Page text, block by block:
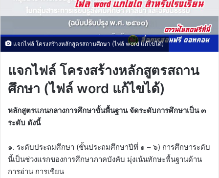
แจกไฟล์ โครงสร้างหลักสูตรสถานศึกษา (ไฟล์ word แก้ไขได้)
แจกไฟล์ โครงสร้างหลักสูตรสถาน
ศึกษา (ไฟล์ word แก้ไขได้)
หลักสูตรแกนกลางการศึกษาขั้นพื้นฐาน จัดระดับการศึกษาเป็น ๓
ระดับ ดังนี้
๑. ระดับประถมศึกษา (ชั้นประถมศึกษาปีที่ ๑ – ๖) การศึกษาระดับ
นี้เป็นช่วงแรกของการศึกษาภาคบังคับ มุ่งเน้นทักษะพื้นฐานด้าน
การอ่าน การเขียน